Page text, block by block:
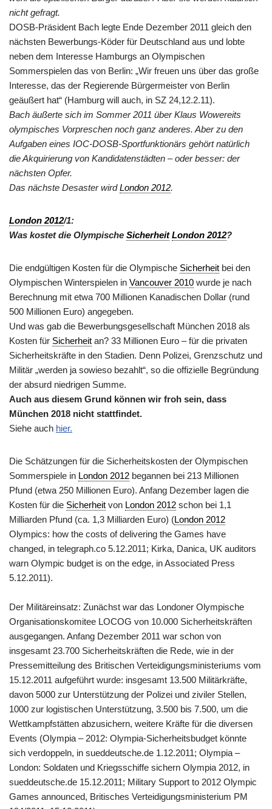
nicht gefragt.
DOSB-Präsident Bach legte Ende Dezember 2011 gleich den
nächsten Bewerbungs-Köder für Deutschland aus und lobte
neben dem Interesse Hamburgs an Olympischen
Sommerspielen das von Berlin: „Wir freuen uns über das große
Interesse, das der Regierende Bürgermeister von Berlin
geäußert hat“ (Hamburg will auch, in SZ 24,12.2.11).
Bach äußerte sich im Sommer 2011 über Klaus Wowereits
olympisches Vorpreschen noch ganz anderes. Aber zu den
Aufgaben eines IOC-DOSB-Sportfunktionärs gehört natürlich
die Akquirierung von Kandidatenstädten – oder besser: der
nächsten Opfer.
Das nächste Desaster wirdLondon 2012.
London 2012/1:
Was kostet die Olympische Sicherheit London 2012?
Die endgültigen Kosten für die Olympische Sicherheit bei den
Olympischen Winterspielen in Vancouver 2010 wurde je nach
Berechnung mit etwa 700 Millionen Kanadischen Dollar (rund
500 Millionen Euro) angegeben.
Und was gab die Bewerbungsgesellschaft München 2018 als
Kosten für Sicherheit an? 33 Millionen Euro – für die privaten
Sicherheitskräfte in den Stadien. Denn Polizei, Grenzschutz und
Militär „werden ja sowieso bezahlt“, so die offizielle Begründung
der absurd niedrigen Summe.
Auch aus diesem Grund können wir froh sein, dass
München 2018 nicht stattfindet.
Siehe auch hier.
Die Schätzungen für die Sicherheitskosten der Olympischen
Sommerspiele in London 2012 begannen bei 213 Millionen
Pfund (etwa 250 Millionen Euro). Anfang Dezember lagen die
Kosten für die Sicherheit von London 2012 schon bei 1,1
Milliarden Pfund (ca. 1,3 Milliarden Euro) (London 2012
Olympics: how the costs of delivering the Games have
changed, in telegraph.co 5.12.2011; Kirka, Danica, UK auditors
warn Olympic budget is on the edge, in Associated Press
5.12.2011).
Der Militäreinsatz: Zunächst war das Londoner Olympische
Organisationskomitee LOCOG von 10.000 Sicherheitskräften
ausgegangen. Anfang Dezember 2011 war schon von
insgesamt 23.700 Sicherheitskräften die Rede, wie in der
Pressemitteilung des Britischen Verteidigungsministeriums vom
15.12.2011 aufgeführt wurde: insgesamt 13.500 Militärkräfte,
davon 5000 zur Unterstützung der Polizei und ziviler Stellen,
1000 zur logistischen Unterstützung, 3.500 bis 7.500, um die
Wettkampfstätten abzusichern, weitere Kräfte für die diversen
Events (Olympia – 2012: Olympia-Sicherheitsbudget könnte
sich verdoppeln, in sueddeutsche.de 1.12.2011; Olympia –
London: Soldaten und Kriegsschiffe sichern Olympia 2012, in
sueddeutsche.de 15.12.2011; Military Support to 2012 Olympic
Games announced, Britisches Verteidigungsministerium PM